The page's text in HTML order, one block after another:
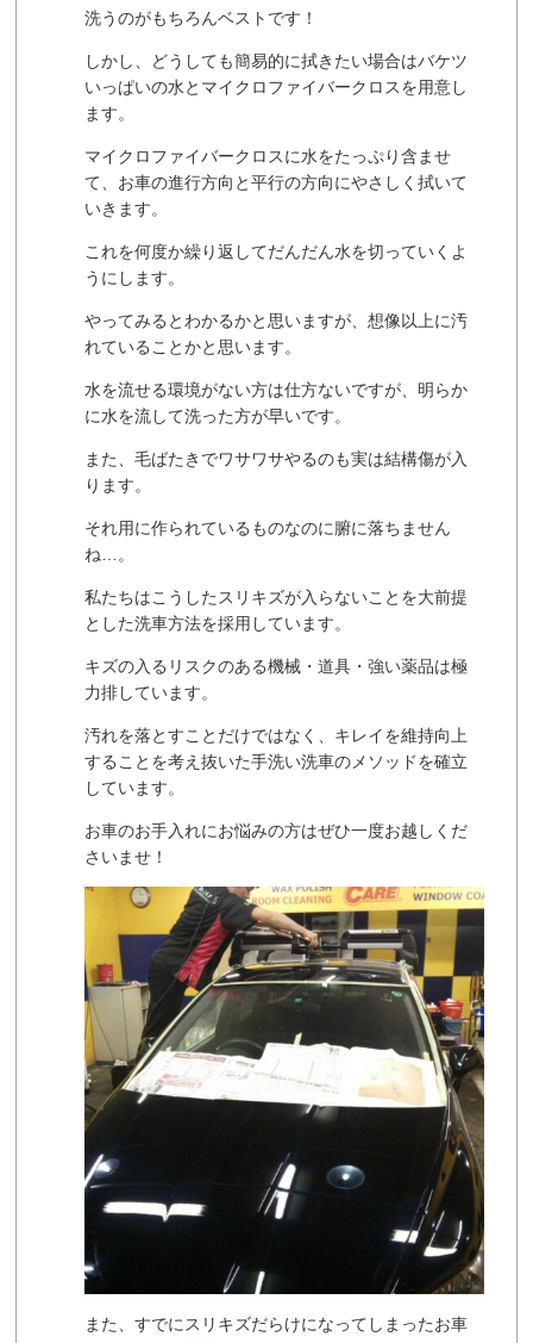
洗うのがもちろんベストです！
しかし、どうしても簡易的に拭きたい場合はバケツ
いっぱいの水とマイクロファイバークロスを用意し
ます。
マイクロファイバークロスに水をたっぷり含ませ
て、お車の進行方向と平行の方向にやさしく拭いて
いきます。
これを何度か繰り返してだんだん水を切っていくよ
うにします。
やってみるとわかるかと思いますが、想像以上に汚
れていることかと思います。
水を流せる環境がない方は仕方ないですが、明らか
に水を流して洗った方が早いです。
また、毛ばたきでワサワサやるのも実は結構傷が入
ります。
それ用に作られているものなのに腑に落ちません
ね…。
私たちはこうしたスリキズが入らないことを大前提
とした洗車方法を採用しています。
キズの入るリスクのある機械・道具・強い薬品は極
力排しています。
汚れを落とすことだけではなく、キレイを維持向上
することを考え抜いた手洗い洗車のメソッドを確立
しています。
お車のお手入れにお悩みの方はぜひ一度お越しくだ
さいませ！
また、すでにスリキズだらけになってしまったお車